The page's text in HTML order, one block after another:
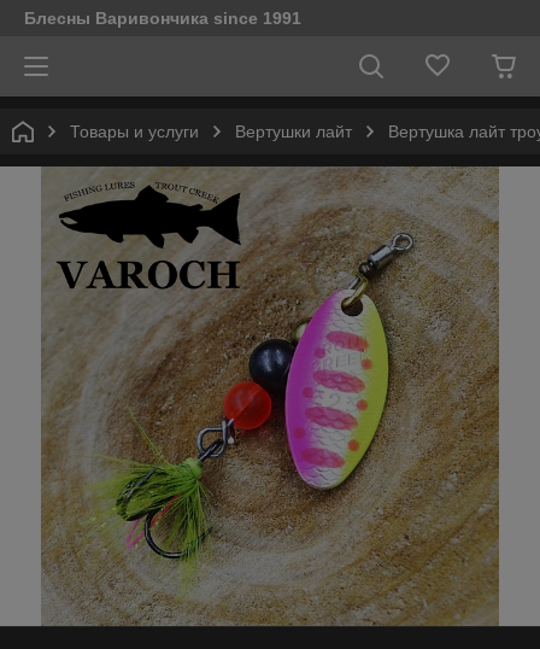
Блесны Варивончика since 1991
Товары и услуги Вертушки лайт Вертушка лайт